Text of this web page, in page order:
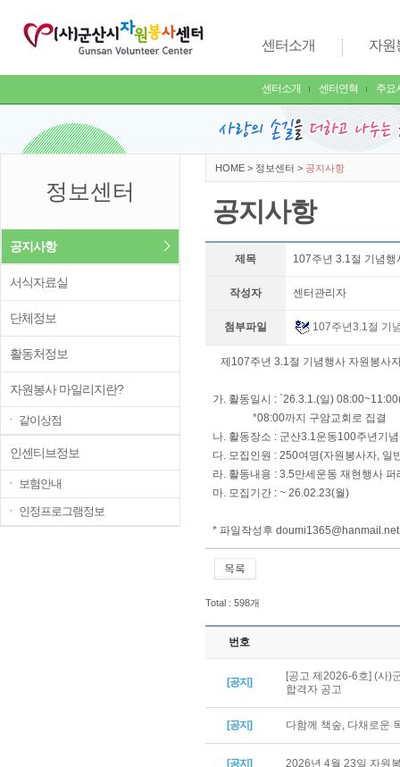
센터소개
센터소개 센터연혁 주요
자원
정보센터
공지사항
서식자료실
단체정보
활동처정보
자원봉사 마일리지란?
ㆍ 같이상점
인센티브정보
ㆍ 보험안내
ㆍ 인정프로그램정보
HOME > 정보센터 > 공지사항
공지사항
제목 107주년 3.1절 기념
작성자 센터관리자
첨부파일 107주년3.1절 기
제107주년 3.1절 기념행사 자원봉사
가. 활동일시 : `26.3.1.(일)
*08:00까지 구암교회로 집결
나. 활동장소 : 군산3.1운동100주년기
다. 모집인원 : 250여명(자원봉사자, 일
라. 활동내용 : 3.5만세운동 재현행사
마. 모집기간 : ~ 26.02.23(월)
* 파일작성후 doumi1365@hanmail.net
Total : 598개
번호
[공지]
[공고 제2026-6호] (사)
합격자 공고
[공지] 다함께 책숲, 다채로운
[공지] 2026년 4월 23일 자원